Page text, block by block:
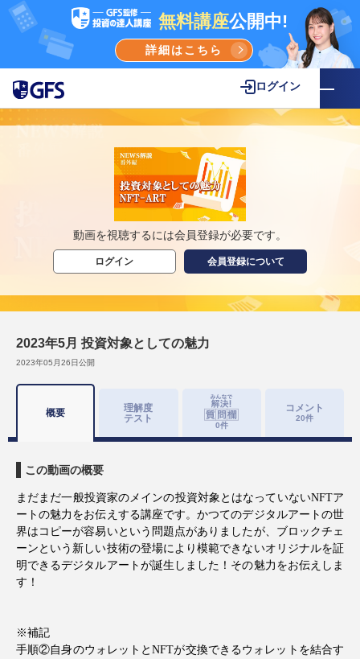
無料講座公開中!
詳細はこちら
ログイン
動画を視聴するには会員登録が必要です。
ログイン 会員登録について
2023年5月 投資対象としての魅力
2023年05月26日公開
概要
理解度
テスト
0件
コメント
20件
この動画の概要
まだまだ一般投資家のメインの投資対象とはなっていないNFTア
ートの魅力をお伝えする講座です。かつてのデジタルアートの世
界はコピーが容易いという問題点がありましたが、ブロックチェ
ーンという新しい技術の登場により模範できないオリジナルを証
明できるデジタルアートが誕生しました！その魅力をお伝えしま
す！
※補記
手順②自身のウォレットとNFTが交換できるウォレットを結合す